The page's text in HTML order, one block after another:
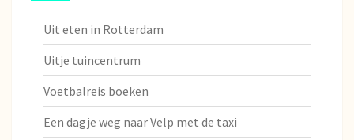
Uit eten in Rotterdam
Uitje tuincentrum
Voetbalreis boeken
Een dagje weg naar Velp met de taxi